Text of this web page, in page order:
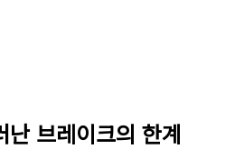
난 브레이크의 한계